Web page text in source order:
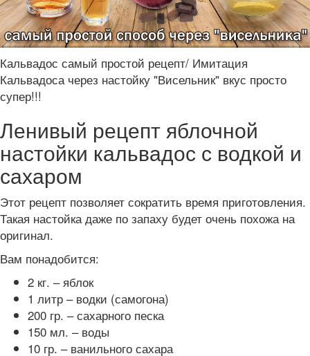
Кальвадос самый простой рецепт/ Имитация
Кальвадоса через настойку "Висельник" вкус просто
супер!!!
Ленивый рецепт яблочной
настойки кальвадос с водкой и
сахаром
Этот рецепт позволяет сократить время приготовления.
Такая настойка даже по запаху будет очень похожа на
оригинал.
Вам понадобится:
2 кг. – яблок
1 литр – водки (самогона)
200 гр. – сахарного песка
150 мл. – воды
10 гр. – ванильного сахара